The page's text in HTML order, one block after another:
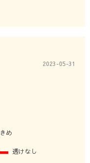
2023-05-31
め
透けなし